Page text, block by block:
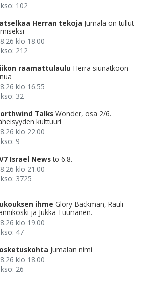
102
Herran tekoja Jumala on tullut
klo 18.00
212
raamattulaulu Herra siunatkoon
klo 16.55
32
Talks Wonder, osa 2/6.
kulttuuri
klo 22.00
9
Israel News to 6.8.
klo 21.00
3725
ihme Glory Backman, Rauli
ja Jukka Tuunanen.
klo 19.00
47
Jumalan nimi
klo 18.00
26